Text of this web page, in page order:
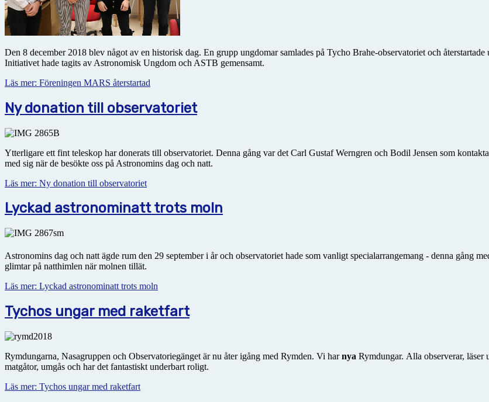
Den 8 december 2018 blev något av en historisk dag. En grupp ungdomar samlades på Tycho Brahe-observatoriet och
Initiativet hade tagits av Astronomisk Ungdom och ASTB gemensamt.
Läs mer: Föreningen MARS återstartad
Ny donation till observatoriet
Ytterligare ett fint teleskop har donerats till observatoriet. Denna gång var det Carl Gustaf Werngren och Bodil Jensen som
med sig när de besökte oss på Astronomins dag och natt.
Läs mer: Ny donation till observatoriet
Lyckad astronominatt trots moln
Astronomins dag och natt ägde rum den 29 september i år och observatoriet hade som vanligt specialarrangemang - denna gång
glimtar på natthimlen när molnen tillät.
Läs mer: Lyckad astronominatt trots moln
Tychos ungar med raketfart
Rymdungarna, Nasagruppen och Observatoriegänget är nu åter igång med Rymden. Vi harnya Rymdungar. Alla observerar,
matgåtor, umgås och har det fantastiskt underbart roligt.
Läs mer: Tychos ungar med raketfart